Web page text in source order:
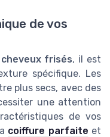
de vos
cheveux frisés, il est
spécifique. Les
plus secs, avec des
une attention
de vos
coiffure parfaite et